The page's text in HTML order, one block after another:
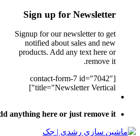
Sign up for Newsletter
Signup for our newsletter to get
notified about sales and new
products. Add any text here or
remove it.
[contact-form-7 id="7042"
title="Newsletter Vertical"]
anything here or just remove it...